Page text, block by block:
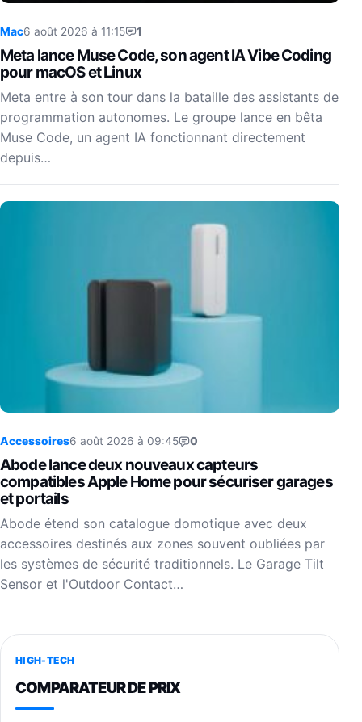
Mac6 août 2026 à 11:15 1
Meta lance Muse Code, son agent IA Vibe Coding
pour macOS et Linux
Meta entre à son tour dans la bataille des assistants de
programmation autonomes. Le groupe lance en bêta
Muse Code, un agent IA fonctionnant directement
depuis…
Accessoires6 août 2026 à 09:45 0
Abode lance deux nouveaux capteurs
compatibles Apple Home pour sécuriser garages
et portails
Abode étend son catalogue domotique avec deux
accessoires destinés aux zones souvent oubliées par
les systèmes de sécurité traditionnels. Le Garage Tilt
Sensor et l'Outdoor Contact…
HIGH-TECH
COMPARATEUR DE PRIX